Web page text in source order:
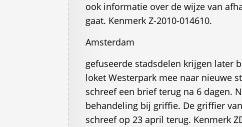
ook informatie over de wijze van
gaat. Kenmerk Z-2010-014610.
Amsterdam
gefuseerde stadsdelen krijgen later
loket Westerpark mee naar nieuwe
schreef een brief terug na 6 dagen.
behandeling bij griffie. De griffier
schreef op 23 april terug. Kenmerk